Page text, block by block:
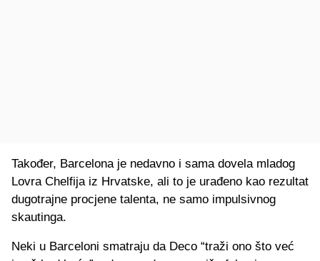
Također, Barcelona je nedavno i sama dovela mladog
Lovra Chelfija iz Hrvatske, ali to je urađeno kao rezultat
dugotrajne procjene talenta, ne samo impulsivnog
skautinga.
Neki u Barceloni smatraju da Deco “traži ono što već